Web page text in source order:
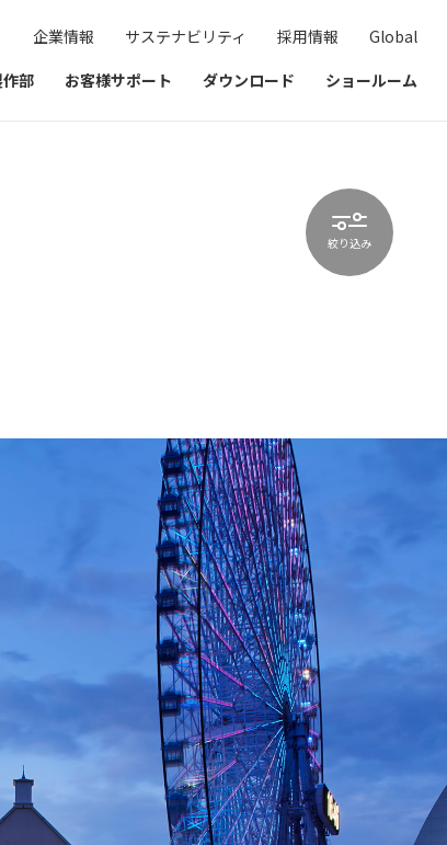
企業情報 サステナビリティ 採用情報
Global
部 お客様サポート ダウンロード ショールーム
絞り込み